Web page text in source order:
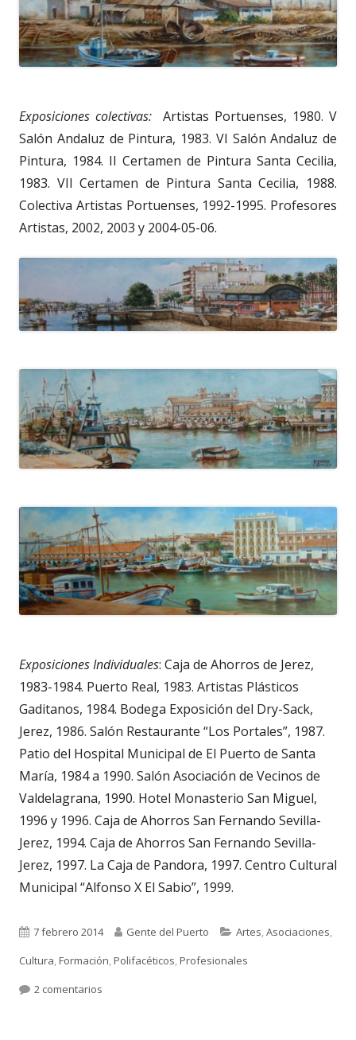
Exposiciones colectivas:
Artistas Portuenses, 1980. V
Salón Andaluz de Pintura, 1983. VI Salón Andaluz de
Pintura, 1984. II Certamen de Pintura Santa Cecilia,
1983. VII Certamen de Pintura Santa Cecilia, 1988.
Colectiva Artistas Portuenses, 1992-1995. Profesores
Artistas, 2002, 2003 y 2004-05-06.
Exposiciones Individuales: Caja de Ahorros de Jerez,
1983-1984. Puerto Real, 1983. Artistas Plásticos
Gaditanos, 1984. Bodega Exposición del Dry-Sack,
Jerez, 1986. Salón Restaurante “Los Portales”, 1987.
Patio del Hospital Municipal de El Puerto de Santa
María, 1984 a 1990. Salón Asociación de Vecinos de
Valdelagrana, 1990. Hotel Monasterio San Miguel,
1996 y 1996. Caja de Ahorros San Fernando Sevilla-
Jerez, 1994. Caja de Ahorros San Fernando Sevilla-
Jerez, 1997. La Caja de Pandora, 1997. Centro Cultural
Municipal “Alfonso X El Sabio”, 1999.
Publicado
el
7 febrero 2014 Autor
Gente del Puerto Categorías
Artes,Asociaciones,
Cultura,Formación,Polifacéticos,Profesionales
2 comentarios